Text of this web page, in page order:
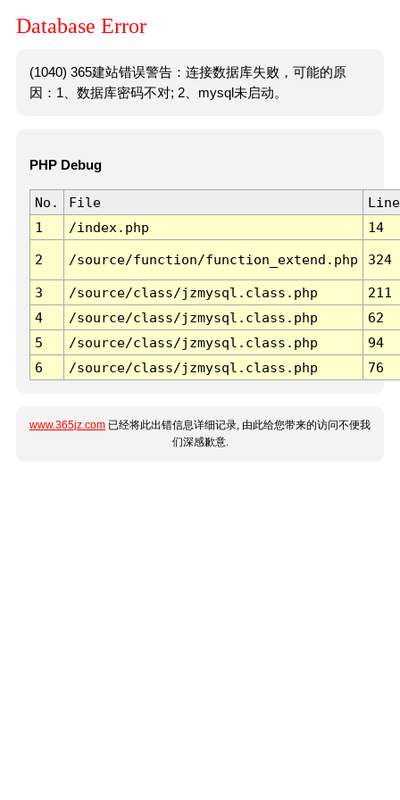
Database Error
(1040) 365建站错误警告：连接数据库失败，可能的原
因：1、数据库密码不对; 2、mysql未启动。
PHP Debug
No. File
Line
1
/index.php 14
2 /source/function/function_extend.php 324
3 /source/class/jzmysql.class.php
211
4
/source/class/jzmysql.class.php
62
5
/source/class/jzmysql.class.php
94
6
/source/class/jzmysql.class.php 76
www.365jz.com 已经将此出错信息详细记录, 由此给您带来的访问不便我
们深感歉意.